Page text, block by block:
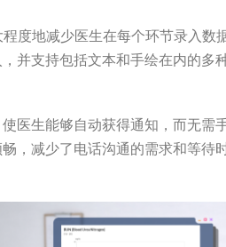
度地减少医生在每个环节录入数
并支持包括文本和手绘在内的多
医生能够自动获得通知，而无需
，减少了电话沟通的需求和等待